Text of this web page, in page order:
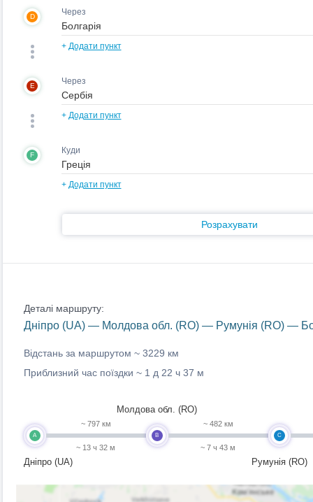
D Через
+ Додати пункт
E Через
+ Додати пункт
F Куди
+ Додати пункт
Розрахувати
Деталі маршруту:
Дніпро (UA) — Молдова обл. (RO) — Румунія (RO) —
Відстань за маршрутом ~ 3229 км
Приблизний час поїздки ~ 1 д 22 ч 37 м
A
Дніпро (UA)
~ 797 км
~ 13 ч 32 м
B
Молдова обл. (RO)
~ 482 км
~ 7 ч 43 м
C
Румунія (RO)